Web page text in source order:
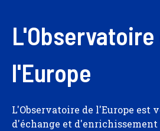
L'Observatoire
l'Europe
L'Observatoire de l'Europe est
d'échange et